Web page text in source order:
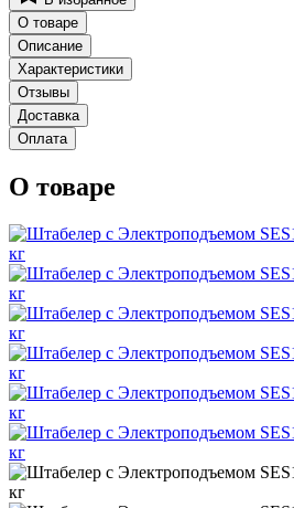
О товаре
Описание
Характеристики
Отзывы
Доставка
Оплата
О товаре